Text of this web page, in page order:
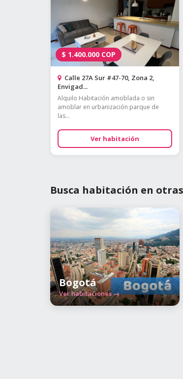
$ 1.400.000 COP
Calle 27A Sur #47-70, Zona 2,
Envigad...
Alquilo Habitación amoblada o sin
amoblar en urbanización parque de
las...
Ver habitación
Busca habitación en
Bogotá
Ver habitaciones →